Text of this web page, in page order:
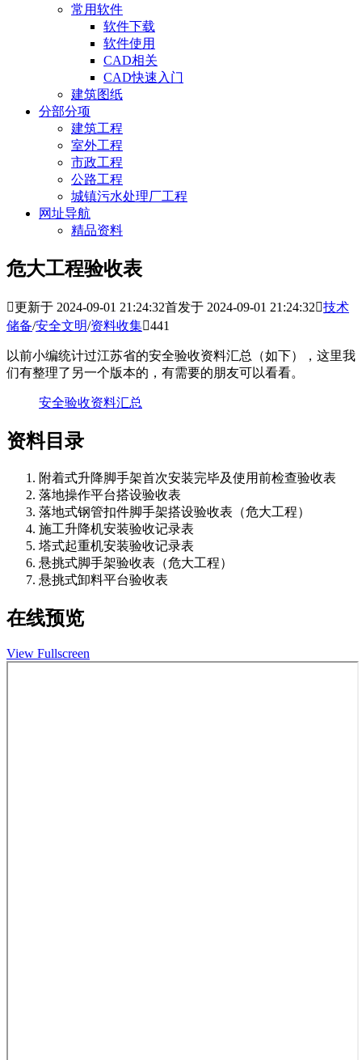
常用软件
软件下载
软件使用
CAD相关
CAD快速入门
建筑图纸
分部分项
建筑工程
室外工程
市政工程
公路工程
城镇污水处理厂工程
网址导航
精品资料
危大工程验收表
更新于 2024-09-01 21:24:32首发于 2024-09-01 21:24:32技术
储备/安全文明/资料收集441
以前小编统计过江苏省的安全验收资料汇总（如下），这里我
们有整理了另一个版本的，有需要的朋友可以看看。
安全验收资料汇总
资料目录
附着式升降脚手架首次安装完毕及使用前检查验收表
落地操作平台搭设验收表
落地式钢管扣件脚手架搭设验收表（危大工程）
施工升降机安装验收记录表
塔式起重机安装验收记录表
悬挑式脚手架验收表（危大工程）
悬挑式卸料平台验收表
在线预览
View Fullscreen